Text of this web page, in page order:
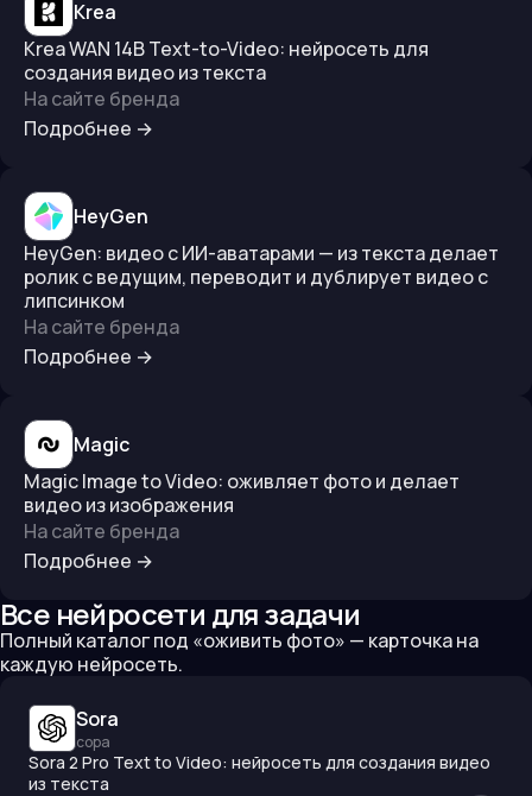
Krea
Krea WAN 14B Text-to-Video: нейросеть для
создания видео из текста
На сайте бренда
Подробнее →
HeyGen
HeyGen: видео с ИИ-аватарами — из текста делает
ролик с ведущим, переводит и дублирует видео с
липсинком
На сайте бренда
Подробнее →
Magic
Magic Image to Video: оживляет фото и делает
видео из изображения
На сайте бренда
Подробнее →
Все нейросети для задачи
Полный каталог под «оживить фото» — карточка на
каждую нейросеть.
Sora
сора
Sora 2 Pro Text to Video: нейросеть для создания видео
из текста